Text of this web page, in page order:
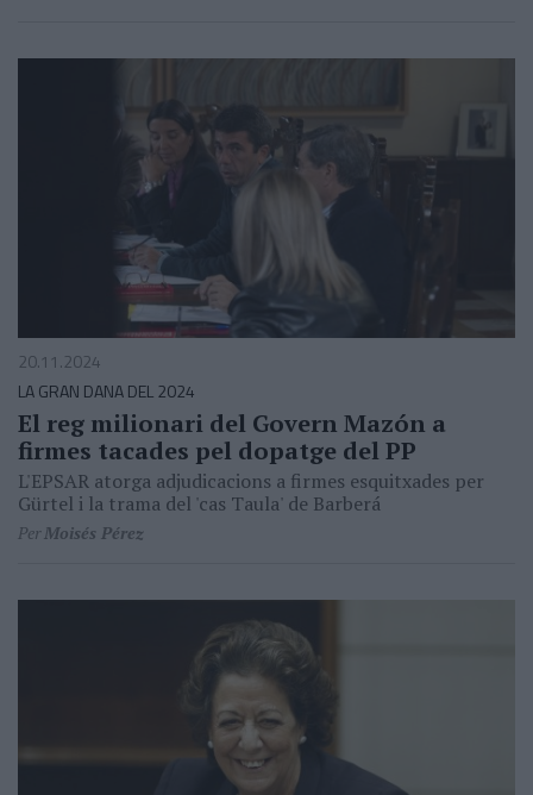
20.11.2024
LA GRAN DANA DEL 2024
El reg milionari del Govern Mazón a
firmes tacades pel dopatge del PP
L'EPSAR atorga adjudicacions a firmes esquitxades per
Gürtel i la trama del 'cas Taula' de Barberá
PerMoisés Pérez